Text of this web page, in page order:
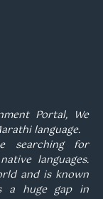
Portal, We
language.
searching for
languages.
and is known
a huge gap in